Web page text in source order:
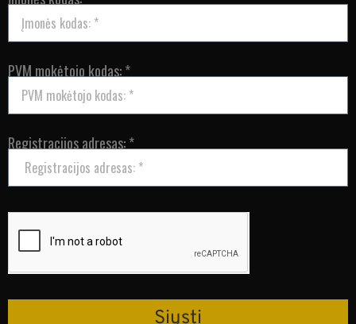
PVM mokėtojo kodas: *
Registracijos adresas: *
Siųsti